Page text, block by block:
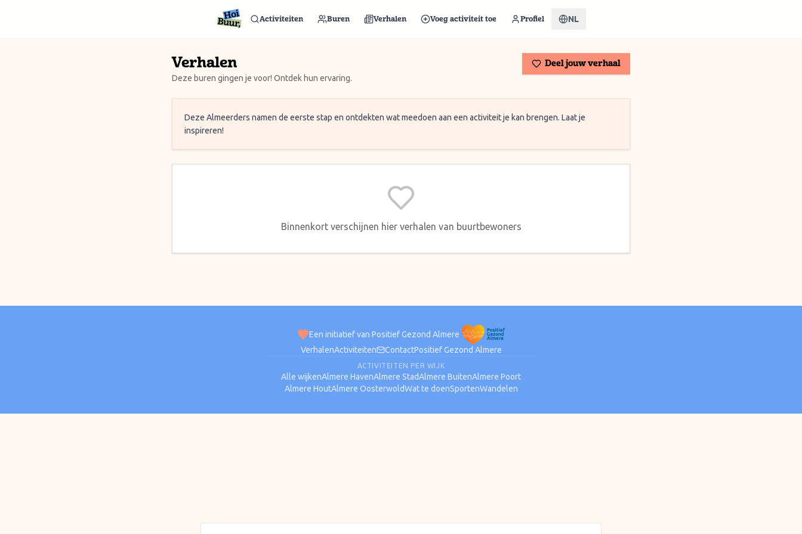
Activiteiten Buren Verhalen Voeg activiteit toe Profiel NL
Verhalen
Deze buren gingen je voor! Ontdek hun ervaring.
Deel jouw verhaal
Deze Almeerders namen de eerste stap en ontdekten wat meedoen aan een activiteit je kan brengen. Laat je
inspireren!
Binnenkort verschijnen hier verhalen van buurtbewoners
Een initiatief van Positief Gezond Almere
VerhalenActiviteiten ContactPositief Gezond Almere
ACTIVITEITEN PER WIJK
Alle wijkenAlmere HavenAlmere StadAlmere BuitenAlmere Poort
Almere HoutAlmere OosterwoldWat te doenSportenWandelen